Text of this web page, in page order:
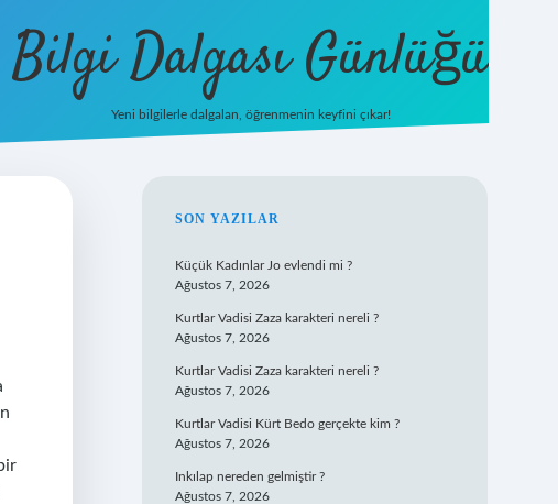
Bilgi Dalgası Günlüğü
Yeni bilgilerle dalgalan, öğrenmenin keyfini çıkar!
SIDEBAR
SON YAZILAR
Küçük Kadınlar Jo evlendi mi ?
Ağustos 7, 2026
Kurtlar Vadisi Zaza karakteri nereli ?
Ağustos 7, 2026
Kurtlar Vadisi Zaza karakteri nereli ?
Ağustos 7, 2026
Kurtlar Vadisi Kürt Bedo gerçekte kim ?
Ağustos 7, 2026
Inkılap nereden gelmiştir ?
Ağustos 7, 2026